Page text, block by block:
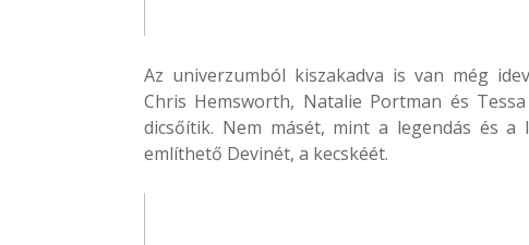
Az univerzumból kiszakadva is van még
Chris Hemsworth, Natalie Portman és
dicsőítik. Nem másét, mint a legendás és
említhető Devinét, a kecskéét.